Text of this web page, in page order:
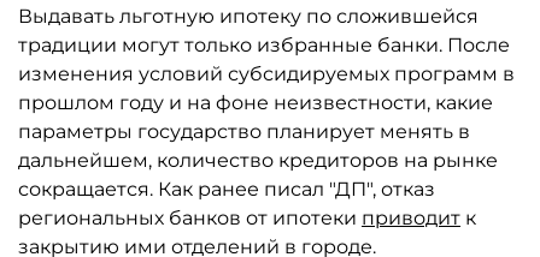
Выдавать льготную ипотеку по сложившейся
традиции могут только избранные банки. После
изменения условий субсидируемых программ в
прошлом году и на фоне неизвестности, какие
параметры государство планирует менять в
дальнейшем, количество кредиторов на рынке
сокращается. Как ранее писал "ДП", отказ
региональных банков от ипотеки приводит к
закрытию ими отделений в городе.